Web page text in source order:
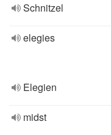
Schnitzel
elegies
Elegien
midst